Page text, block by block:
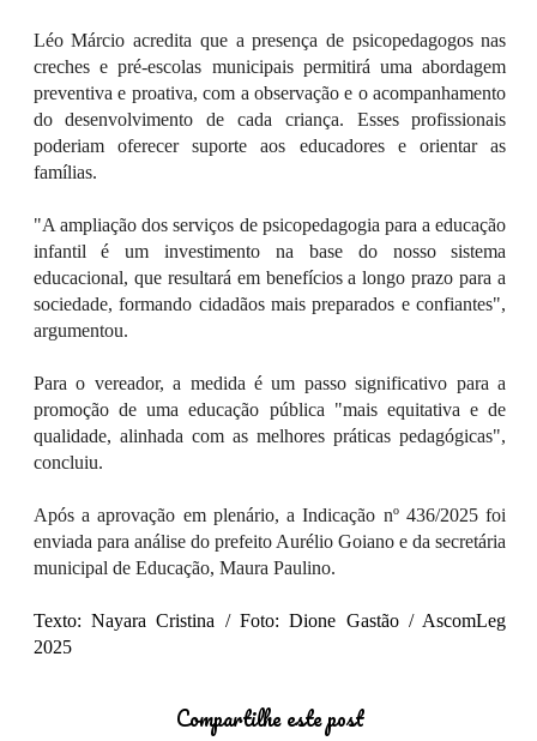
Léo Márcio acredita que a presença de psicopedagogos nas
creches e pré-escolas municipais permitirá uma abordagem
preventiva e proativa, com a observação e o acompanhamento
do desenvolvimento de cada criança. Esses profissionais
poderiam oferecer suporte aos educadores e orientar as
famílias.
"A ampliação dos serviços de psicopedagogia para a educação
infantil é um investimento na base do nosso sistema
educacional, que resultará em benefícios a longo prazo para a
sociedade, formando cidadãos mais preparados e confiantes",
argumentou.
Para o vereador, a medida é um passo significativo para a
promoção de uma educação pública "mais equitativa e de
qualidade, alinhada com as melhores práticas pedagógicas",
concluiu.
Após a aprovação em plenário, a Indicação nº 436/2025 foi
enviada para análise do prefeito Aurélio Goiano e dasecretária
municipal de Educação, Maura Paulino.
Texto: Nayara Cristina / Foto: Dione Gastão / AscomLeg
2025
Compartilhe este post